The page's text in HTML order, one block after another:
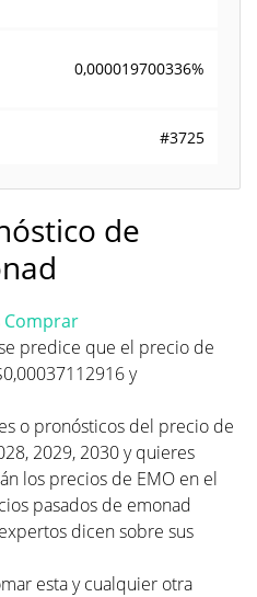
0,000019700336%
#3725
de
Comprar
predice que el precio de
y
o pronósticos del precio de
2029, 2030 y quieres
los precios de EMO en el
pasados de emonad
dicen sobre sus
esta y cualquier otra